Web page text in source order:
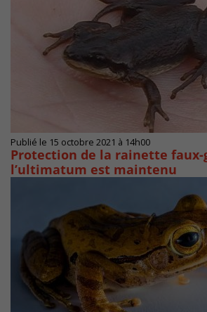
Publié le 15 octobre 2021 à 14h00
Protection de la rainette
l’ultimatum est maintenu